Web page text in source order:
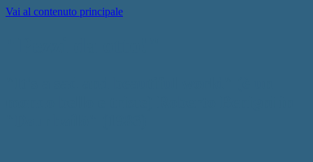
Vai al contenuto principale